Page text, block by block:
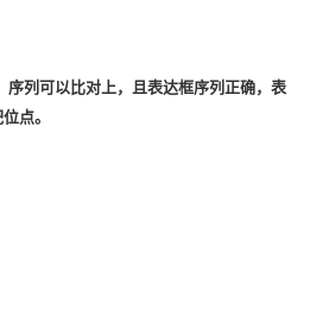
序列可以比对上，且表达框序列正确，表
点。